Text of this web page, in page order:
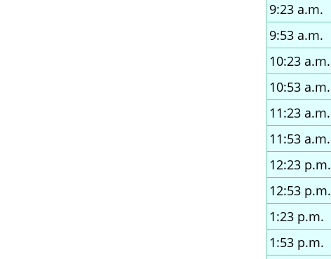
9:23 a.m.
9:53 a.m.
10:23 a.m.
10:53 a.m.
11:23 a.m.
11:53 a.m.
12:23 p.m.
12:53 p.m.
1:23 p.m.
1:53 p.m.